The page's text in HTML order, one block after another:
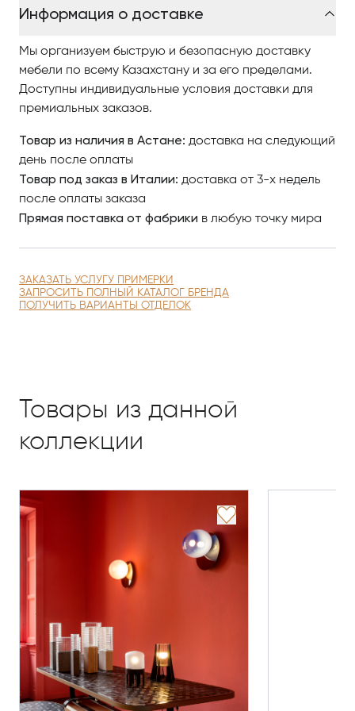
упаковки:
вручную
Коллекция «Метаморфозы»
выдувается вручную, а затем
ограняется вручную. Стеклянные
вручную, поэтому интенсивность
цвета и градиент могут
незначительно варьироваться.
Информация о доставке
Мы организуем быструю и безопасную доставку
мебели по всему Казахстану и за его пределами.
Доступны индивидуальные условия доставки для
премиальных заказов.
Товар из наличия в Астане: доставка на следующий
день после оплаты
Товар под заказ в Италии: доставка от 3-х недель
после оплаты заказа
Прямая поставка от фабрики в любую точку мира
ЗАКАЗАТЬ УСЛУГУ ПРИМЕРКИ
ЗАПРОСИТЬ ПОЛНЫЙ КАТАЛОГ БРЕНДА
ПОЛУЧИТЬ ВАРИАНТЫ ОТДЕЛОК
Товары из данной
коллекции